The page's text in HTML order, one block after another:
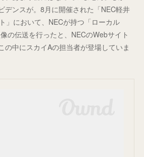
デンスが。8月に開催された「NEC軽井
」において、NECが持つ「ローカル
の伝送を行ったと、NECのWebサイト
の中にスカイAの担当者が登場していま